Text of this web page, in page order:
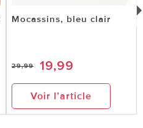
Mocassins, bleu clair
29,99 19,99
Voir l’article